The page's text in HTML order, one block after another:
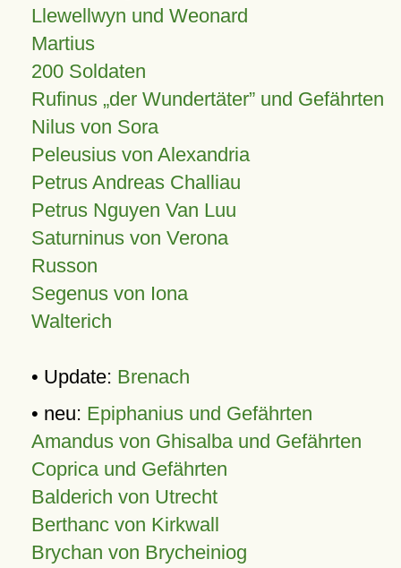
Llewellwyn und Weonard
Martius
200 Soldaten
Rufinus „der Wundertäter” und Gefährten
Nilus von Sora
Peleusius von Alexandria
Petrus Andreas Challiau
Petrus Nguyen Van Luu
Saturninus von Verona
Russon
Segenus von Iona
Walterich
• Update: Brenach
• neu: Epiphanius und Gefährten
Amandus von Ghisalba und Gefährten
Coprica und Gefährten
Balderich von Utrecht
Berthanc von Kirkwall
Brychan von Brycheiniog